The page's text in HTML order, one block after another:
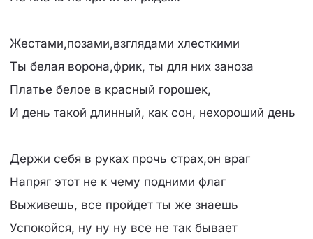
Жестами,позами,взглядами хлесткими
Ты белая ворона,фрик, ты для них заноза
Платье белое в красный горошек,
И день такой длинный, как сон, нехороший день
Держи себя в руках прочь страх,он враг
Напряг этот не к чему подними флаг
Выживешь, все пройдет ты же знаешь
Успокойся, ну ну ну все не так бывает